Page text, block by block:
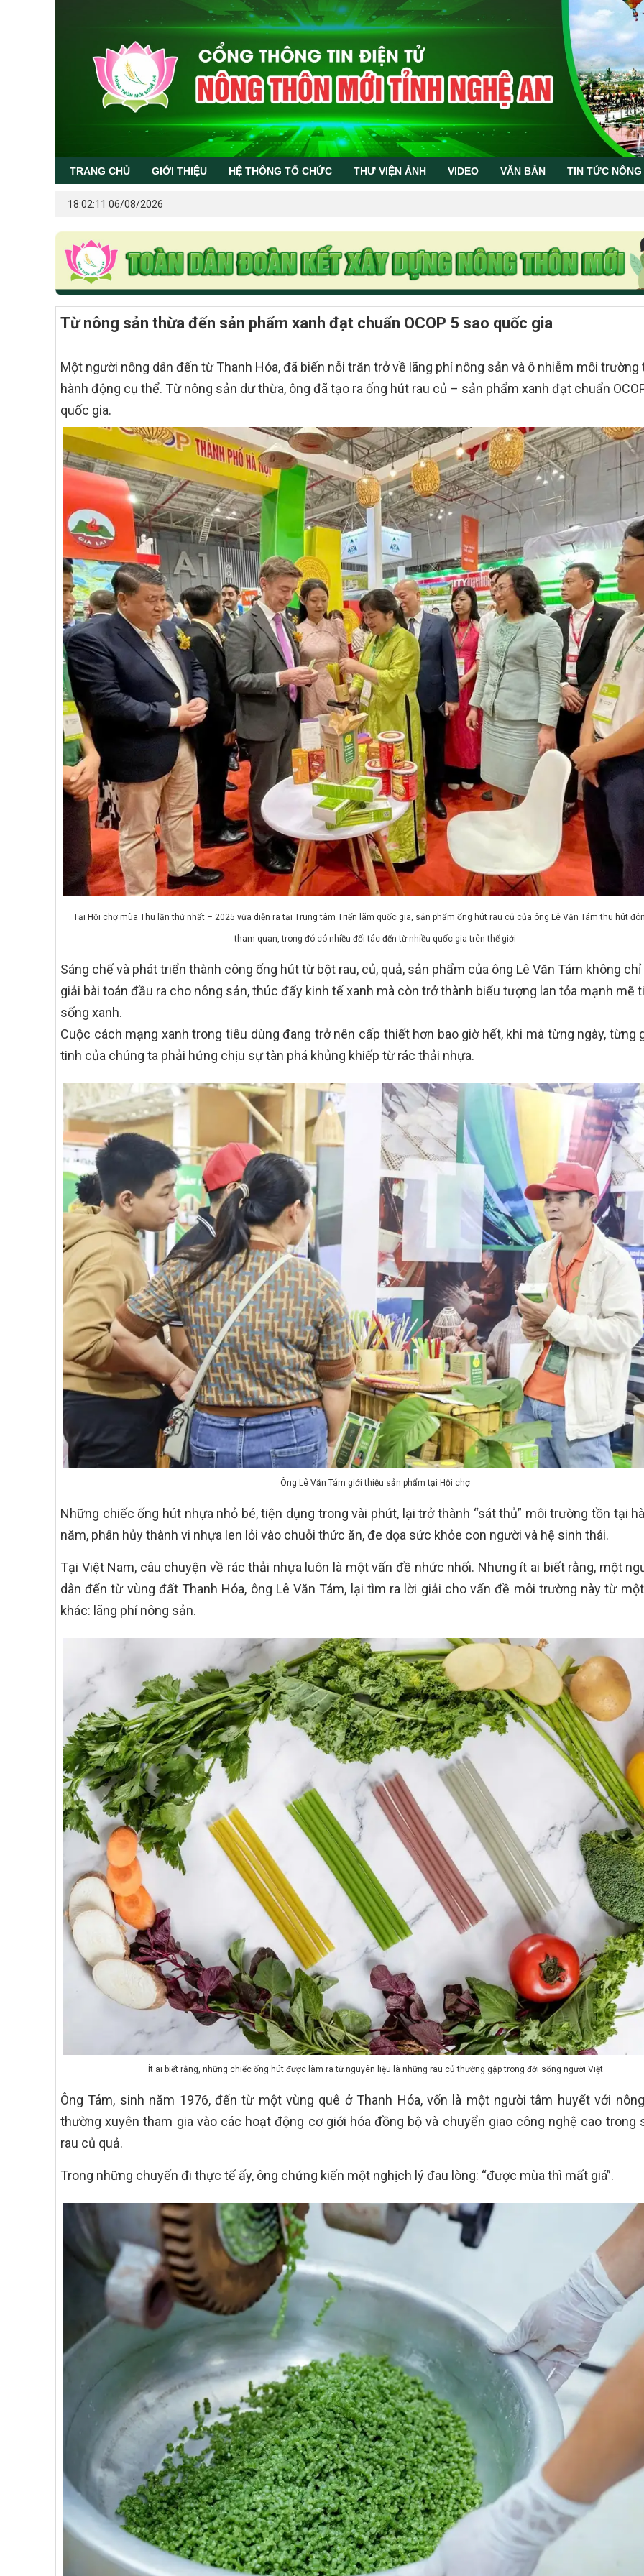
TRANG CHỦ GIỚI THIỆU HỆ THỐNG TỔ CHỨC THƯ VIỆN ẢNH VIDEO VĂN BẢN TIN TỨC
18:02:11 06/08/2026
Từ nông sản thừa đến sản phẩm xanh đạt chuẩn OCOP 5 sao quốc gia
Một người nông dân đến từ Thanh Hóa, đã biến nỗi trăn trở về lãng phí nông sản và ô nhiễm môi trường
hành động cụ thể. Từ nông sản dư thừa, ông đã tạo ra ống hút rau củ – sản phẩm xanh đạt chuẩn
quốc gia.
Tại Hội chợ mùa Thu lần thứ nhất – 2025 vừa diễn ra tại Trung tâm Triển lãm quốc gia, sản phẩm ống hút rau củ của ông Lê Văn Tám thu hút
tham quan, trong đó có nhiều đối tác đến từ nhiều quốc gia trên thế giới
Sáng chế và phát triển thành công ống hút từ bột rau, củ, quả, sản phẩm của ông Lê Văn Tám không chỉ
giải bài toán đầu ra cho nông sản, thúc đẩy kinh tế xanh mà còn trở thành biểu tượng lan tỏa mạnh mẽ
sống xanh.
Cuộc cách mạng xanh trong tiêu dùng đang trở nên cấp thiết hơn bao giờ hết, khi mà từng ngày, từng
tinh của chúng ta phải hứng chịu sự tàn phá khủng khiếp từ rác thải nhựa.
Ông Lê Văn Tám giới thiệu sản phẩm tại Hội chợ
Những chiếc ống hút nhựa nhỏ bé, tiện dụng trong vài phút, lại trở thành “sát thủ” môi trường tồn tại
năm, phân hủy thành vi nhựa len lỏi vào chuỗi thức ăn, đe dọa sức khỏe con người và hệ sinh thái.
Tại Việt Nam, câu chuyện về rác thải nhựa luôn là một vấn đề nhức nhối. Nhưng ít ai biết rằng, một
dân đến từ vùng đất Thanh Hóa, ông Lê Văn Tám, lại tìm ra lời giải cho vấn đề môi trường này từ
khác: lãng phí nông sản.
Ít ai biết rằng, những chiếc ống hút được làm ra từ nguyên liệu là những rau củ thường gặp trong đời sống người Việt
Ông Tám, sinh năm 1976, đến từ một vùng quê ở Thanh Hóa, vốn là một người tâm huyết với
thường xuyên tham gia vào các hoạt động cơ giới hóa đồng bộ và chuyển giao công nghệ cao trong
rau củ quả.
Trong những chuyến đi thực tế ấy, ông chứng kiến một nghịch lý đau lòng: “được mùa thì mất giá”.